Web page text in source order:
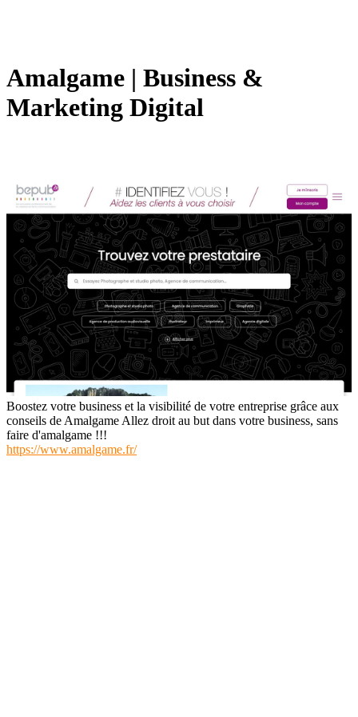
Amalgame | Business &
Marketing Digital
Boostez votre business et la visibilité de votre entreprise grâce aux
conseils de Amalgame Allez droit au but dans votre business, sans
faire d'amalgame !!!
https://www.amalgame.fr/